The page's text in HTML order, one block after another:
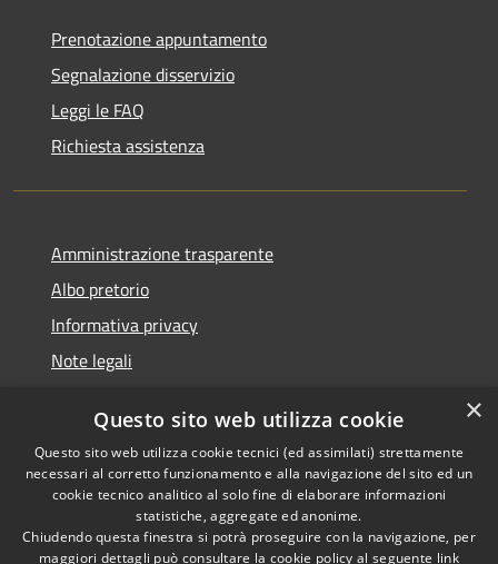
Prenotazione appuntamento
Segnalazione disservizio
Leggi le FAQ
Richiesta assistenza
Amministrazione trasparente
Albo pretorio
Informativa privacy
Note legali
Piano di miglioramento del sito
RSS
Copyright © 2026 • Comune di
×
Questo sito web utilizza cookie
Questo sito web utilizza cookie tecnici (ed assimilati) strettamente
necessari al corretto funzionamento e alla navigazione del sito ed un
cookie tecnico analitico al solo fine di elaborare informazioni
statistiche, aggregate ed anonime.
Chiudendo questa finestra si potrà proseguire con la navigazione, per
maggiori dettagli può consultare la cookie policy al seguente link